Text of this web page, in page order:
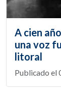
A cien
una voz
litoral
Publicado el